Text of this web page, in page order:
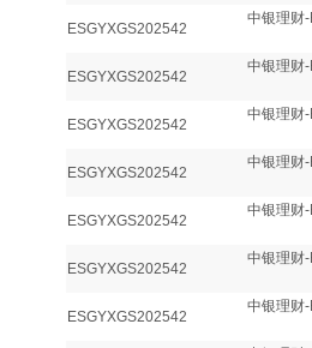
ESGYXGS202542
中银理财
ESGYXGS202542
中银理财
ESGYXGS202542
中银理财
ESGYXGS202542
中银理财
ESGYXGS202542
中银理财
ESGYXGS202542
中银理财
ESGYXGS202542
中银理财